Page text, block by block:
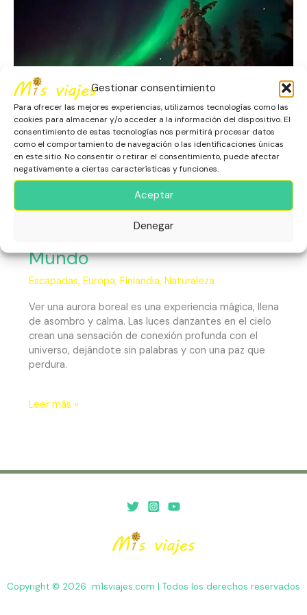
Gestionar consentimiento
Para ofrecer las mejores experiencias, utilizamos tecnologías como las
cookies para almacenar y/o acceder a la información del dispositivo. El
consentimiento de estas tecnologías nos permitirá procesar datos
como el comportamiento de navegación o las identificaciones únicas
en este sitio. No consentir o retirar el consentimiento, puede afectar
negativamente a ciertas características y funciones.
Aceptar
Denegar
Finlandia: Las Auroras
Boreales, El Espectáculo
Natural que Deslumbra al
Mundo
Escapadas, Europa, Finlandia, Naturaleza
Ver una aurora boreal es una experiencia mágica, llena
de asombro y calma. Las luces danzantes en el cielo
crean una sensación de conexión profunda con el
universo, dejándote sin palabras y con una paz que
perdura.
Leer más »
Copyright © 2026 m1sviajes.com | Todos los derechos reservados